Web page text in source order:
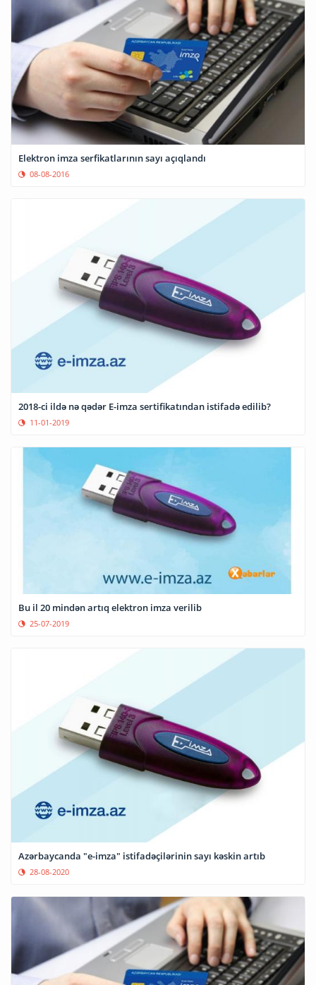
Elektron imza serfikatlarının sayı açıqlandı
08-08-2016
2018-ci ildə nə qədər E-imza sertifikatından istifadə edilib?
11-01-2019
Bu il 20 mindən artıq elektron imza verilib
25-07-2019
Azərbaycanda "e-imza" istifadəçilərinin sayı kəskin artıb
28-08-2020